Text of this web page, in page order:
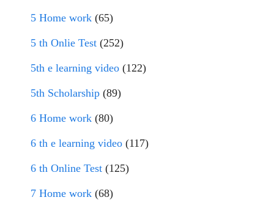
5 Home work (65)
5 th Onlie Test (252)
5th e learning video (122)
5th Scholarship (89)
6 Home work (80)
6 th e learning video (117)
6 th Online Test (125)
7 Home work (68)